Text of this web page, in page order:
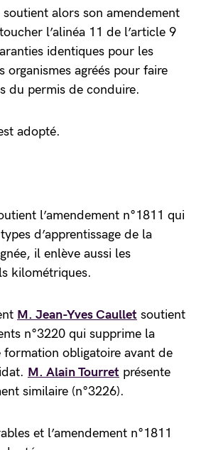
soutient alors son amendement
l’alinéa 11 de l’article 9
identiques pour les
organismes agréés pour faire
du permis de conduire.
adopté.
l’amendement n°1811 qui
d’apprentissage de la
il enlève aussi les
kilométriques.
M. Jean-Yves Caullet soutient
n°3220 qui supprime la
formation obligatoire avant de
M. Alain Tourret présente
similaire (n°3226).
et l’amendement n°1811